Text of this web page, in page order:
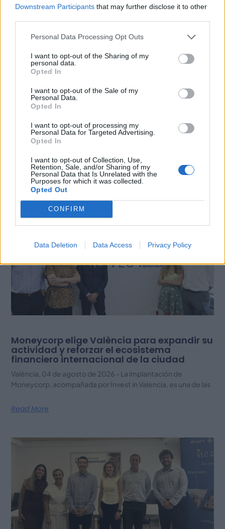
Downstream Participants that may further disclose it to other
Personal Data Processing Opt Outs
I want to opt-out of the Sharing of my
personal data.
Opted In
I want to opt-out of the Sale of my
Personal Data.
Opted In
I want to opt-out of processing my
Personal Data for Targeted Advertising.
Opted In
I want to opt-out of Collection, Use,
Retention, Sale, and/or Sharing of my
Personal Data that Is Unrelated with the
Purposes for which it was collected.
Opted Out
CONFIRM
Data Deletion Data Access Privacy Policy
una ciudad preparada para competir entre los
principales destinos internacionales.
Previous
Share the Post:
Related Posts
Moneycorp elige València para expandir su
actividad y reforzar el ecosistema
financiero internacional de la ciudad
València, 04 de agosto de 2026 – La implantación de
Moneycorp, acompañada por Invest in Valencia, es una de las
Read More